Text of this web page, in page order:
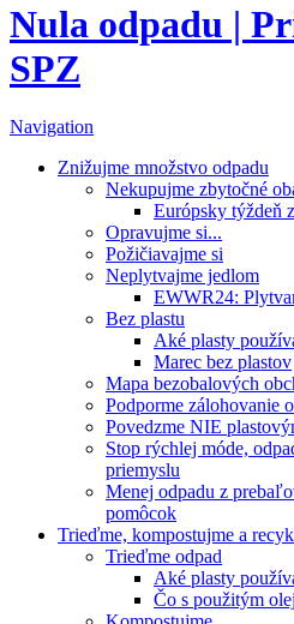
Nula odpadu |
SPZ
Navigation
Znižujme množstvo odpadu
Nekupujme zbytočné
Európsky týždeň
Opravujme si...
Požičiavajme si
Neplytvajme jedlom
EWWR24:
Bez plastu
Aké plasty
Marec bez plastov
Mapa bezobalových
Podporme zálohovanie
Povedzme NIE
Stop rýchlej móde,
priemyslu
Menej odpadu z
pomôcok
Trieďme, kompostujme a
Trieďme odpad
Aké plasty
Čo s použitým